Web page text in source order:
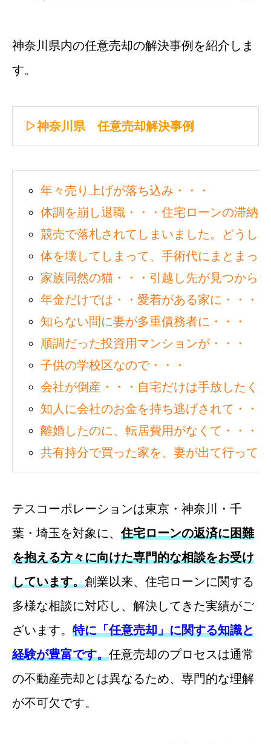
神奈川県内の任意売却の解決事例を紹介しま
す。
▷神奈川県 任意売却解決事例
年々売り上げが落ち込み・・・
体調を崩し退職・・・住宅ローンの滞納4
競売で落札されてしまいました。どうし
体を壊してしまって、手術代にまとまっ
家族同然の猫・・・引越し先が見つから
年金だけでは・・愛着がある家に・・・
知らない間に妻が多重債務者に・・・
順調だった投資用マンションが・・・
子供の学校区なので・・・
会社が倒産・・・自宅だけは手放したく
知人に会社のお金を持ち逃げされて・・・
離婚したのに、転居費用がなくて・・・
共有持分で買った家を、妻が出て行って
テスコーポレーションは東京・神奈川・千
葉・埼玉を対象に、住宅ローンの返済に困難
を抱える方々に向けた専門的な相談をお受け
しています。創業以来、住宅ローンに関する
多様な相談に対応し、解決してきた実績がご
ざいます。 特に「任意売却」に関する知識と
経験が豊富です。任意売却のプロセスは通常
の不動産売却とは異なるため、専門的な理解
が不可欠です。